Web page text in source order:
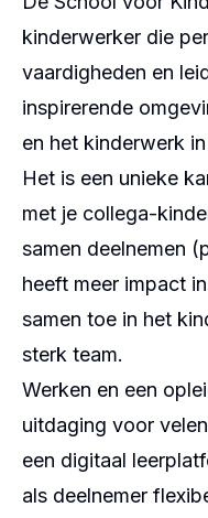
kinderwerker die
vaardigheden en
inspirerende
en het kinderwerk
Het is een unieke
met je collega-
samen deelnemen
heeft meer impact
samen toe in het
sterk team.
Werken en een
uitdaging voor
een digitaal
als deelnemer